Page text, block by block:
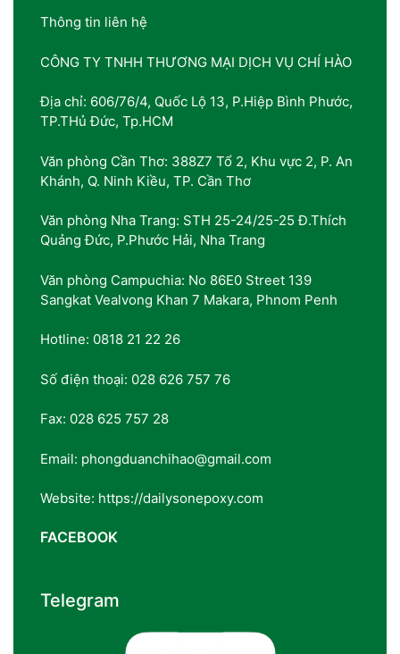
Thông tin liên hệ
CÔNG TY TNHH THƯƠNG MẠI DỊCH VỤ CHÍ HÀO
Địa chỉ: 606/76/4, Quốc Lộ 13, P.Hiệp Bình Phước,
TP.THủ Đức, Tp.HCM
Văn phòng Cần Thơ: 388Z7 Tổ 2, Khu vực 2, P. An
Khánh, Q. Ninh Kiều, TP. Cần Thơ
Văn phòng Nha Trang: STH 25-24/25-25 Đ.Thích
Quảng Đức, P.Phước Hải, Nha Trang
Văn phòng Campuchia: No 86E0 Street 139
Sangkat Vealvong Khan 7 Makara, Phnom Penh
Hotline: 0818 21 22 26
Số điện thoại: 028 626 757 76
Fax: 028 625 757 28
Email: phongduanchihao@gmail.com
Website: https://dailysonepoxy.com
FACEBOOK
Telegram